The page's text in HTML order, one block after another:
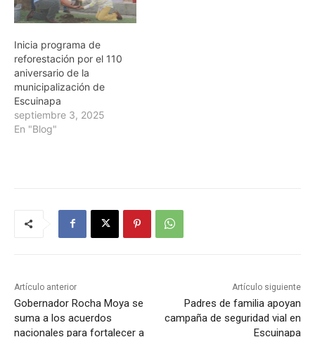
Inicia programa de
reforestación por el 110
aniversario de la
municipalización de
Escuinapa
septiembre 3, 2025
En "Blog"
Artículo anterior
Gobernador Rocha Moya se
suma a los acuerdos
nacionales para fortalecer a
Artículo siguiente
Padres de familia apoyan
campaña de seguridad vial en
Escuinapa